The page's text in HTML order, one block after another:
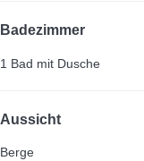
Badezimmer
1 Bad mit Dusche
Aussicht
Berge